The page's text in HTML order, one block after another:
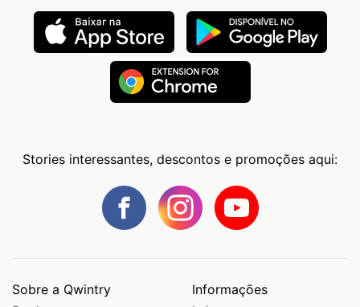
Stories interessantes, descontos e promoções aqui:
Sobre a Qwintry Informações